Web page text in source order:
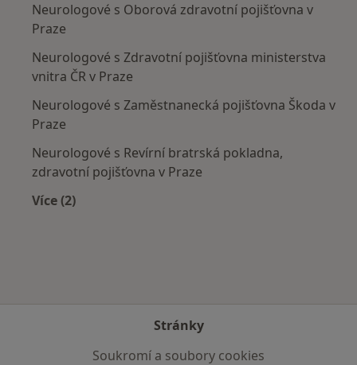
Neurologové s Oborová zdravotní pojišťovna v
Praze
Neurologové s Zdravotní pojišťovna ministerstva
vnitra ČR v Praze
Neurologové s Zaměstnanecká pojišťovna Škoda v
Praze
Neurologové s Revírní bratrská pokladna,
zdravotní pojišťovna v Praze
Více (2)
Stránky
Soukromí a soubory cookies